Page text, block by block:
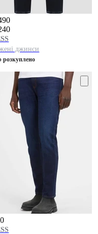
джинси
розкуплено